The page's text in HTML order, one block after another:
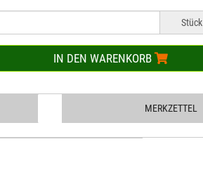
Stück
IN DEN WARENKORB
MERKZETTEL